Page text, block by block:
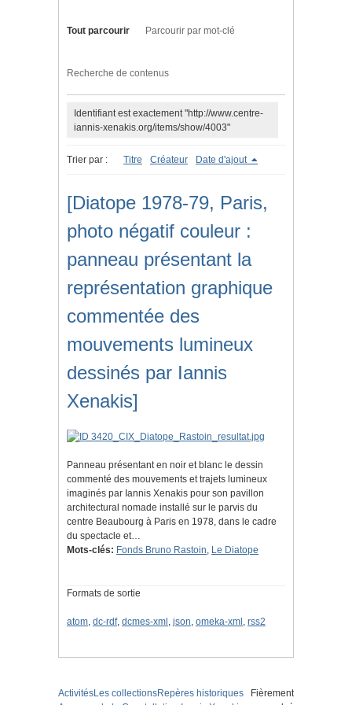
Tout parcourir Parcourir par mot-clé
Recherche de contenus
Identifiant est exactement "http://www.centre-
iannis-xenakis.org/items/show/4003"
Trier par : Titre Créateur Date d'ajout
[Diatope 1978-79, Paris,
photo négatif couleur :
panneau présentant la
représentation graphique
commentée des
mouvements lumineux
dessinés par Iannis
Xenakis]
Panneau présentant en noir et blanc le dessin
commenté des mouvements et trajets lumineux
imaginés par Iannis Xenakis pour son pavillon
architectural nomade installé sur le parvis du
centre Beaubourg à Paris en 1978, dans le cadre
du spectacle et…
Mots-clés: Fonds Bruno Rastoin, Le Diatope
Formats de sortie
atom, dc-rdf, dcmes-xml , json, omeka-xml , rss2
ActivitésLes collectionsRepères historiques
Fièrement